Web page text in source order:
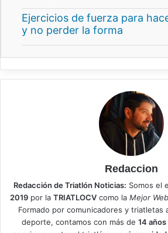
Ejercicios de fuerza para
y no perder la forma
Redaccion
Redacción de Triatlón Noticias: Somos el
2019 por la TRIATLOCV como la Mejor
Formado por comunicadores y triatletas
deporte, contamos con más de 14